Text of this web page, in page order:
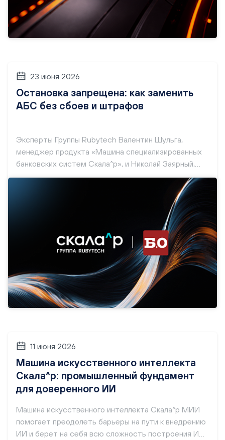
23 июня 2026
Остановка запрещена: как заменить
АБС без сбоев и штрафов
Эксперты Группы Rubytech Валентин Шульга,
менеджер продукта «Машина специализированных
банковских систем Скала^р», и Николай Заярный,
основных трудностях, с которыми сталкиваются
банки при модернизации систем АБС и описали
11 июня 2026
Машина искусственного интеллекта
Скала^р: промышленный фундамент
для доверенного ИИ
Машина искусственного интеллекта Скала^р МИИ
помогает преодолеть барьеры на пути к внедрению
ИИ и берет на себя всю сложность построения ИИ-